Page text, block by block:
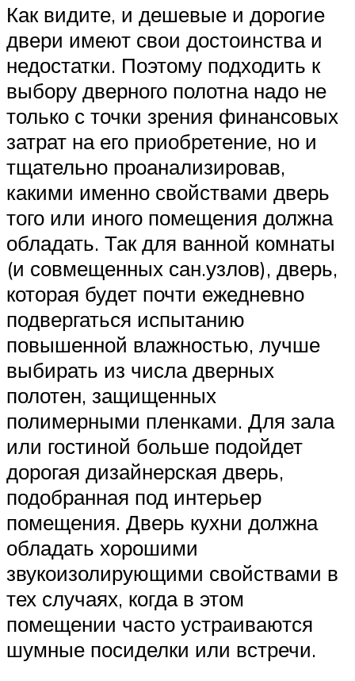
Как видите, и дешевые и дорогие
двери имеют свои достоинства и
недостатки. Поэтому подходить к
выбору дверного полотна надо не
только с точки зрения финансовых
затрат на его приобретение, но и
тщательно проанализировав,
какими именно свойствами дверь
того или иного помещения должна
обладать. Так для ванной комнаты
(и совмещенных сан.узлов), дверь,
которая будет почти ежедневно
подвергаться испытанию
повышенной влажностью, лучше
выбирать из числа дверных
полотен, защищенных
полимерными пленками. Для зала
или гостиной больше подойдет
дорогая дизайнерская дверь,
подобранная под интерьер
помещения. Дверь кухни должна
обладать хорошими
звукоизолирующими свойствами в
тех случаях, когда в этом
помещении часто устраиваются
шумные посиделки или встречи.